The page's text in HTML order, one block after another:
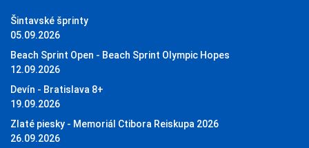
Šintavské šprinty
05.09.2026
Beach Sprint Open - Beach Sprint Olympic Hopes
12.09.2026
Devín - Bratislava 8+
19.09.2026
Zlaté piesky - Memoriál Ctibora Reiskupa 2026
26.09.2026